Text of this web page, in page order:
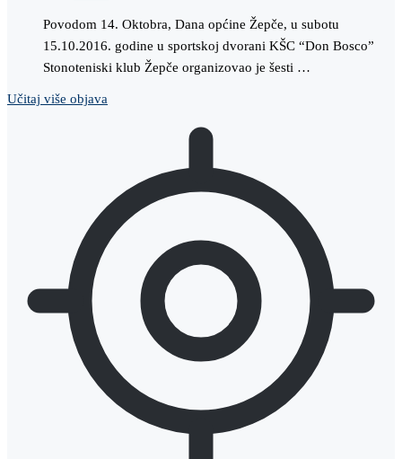
Povodom 14. Oktobra, Dana općine Žepče, u subotu
15.10.2016. godine u sportskoj dvorani KŠC “Don Bosco”
Stonoteniski klub Žepče organizovao je šesti …
Učitaj više objava